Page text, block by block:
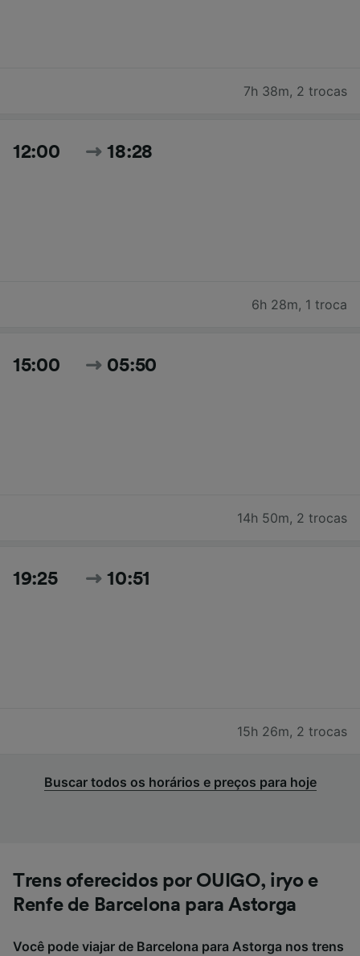
7h 38m, 2 trocas
12:00 18:28
6h 28m, 1 troca
15:00 05:50
14h 50m, 2 trocas
19:25 10:51
15h 26m, 2 trocas
Buscar todos os horários e preços para hoje
Trens oferecidos por OUIGO, iryo e
Renfe de Barcelona para Astorga
Você pode viajar de Barcelona para Astorga nos trens